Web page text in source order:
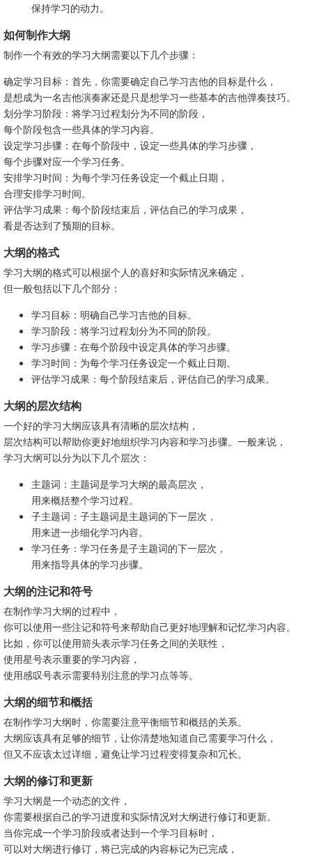
保持学习的动力。
如何制作大纲
制作一个有效的学习大纲需要以下几个步骤：
确定学习目标：首先，你需要确定自己学习吉他的目标是什么，
是想成为一名吉他演奏家还是只是想学习一些基本的吉他弹奏技巧。
划分学习阶段：将学习过程划分为不同的阶段，
每个阶段包含一些具体的学习内容。
设定学习步骤：在每个阶段中，设定一些具体的学习步骤，
每个步骤对应一个学习任务。
安排学习时间：为每个学习任务设定一个截止日期，
合理安排学习时间。
评估学习成果：每个阶段结束后，评估自己的学习成果，
看是否达到了预期的目标。
大纲的格式
学习大纲的格式可以根据个人的喜好和实际情况来确定，
但一般包括以下几个部分：
学习目标：明确自己学习吉他的目标。
学习阶段：将学习过程划分为不同的阶段。
学习步骤：在每个阶段中设定具体的学习步骤。
学习时间：为每个学习任务设定一个截止日期。
评估学习成果：每个阶段结束后，评估自己的学习成果。
大纲的层次结构
一个好的学习大纲应该具有清晰的层次结构，
层次结构可以帮助你更好地组织学习内容和学习步骤。一般来说，
学习大纲可以分为以下几个层次：
主题词：主题词是学习大纲的最高层次，
用来概括整个学习过程。
子主题词：子主题词是主题词的下一层次，
用来进一步细化学习内容。
学习任务：学习任务是子主题词的下一层次，
用来指导具体的学习步骤。
大纲的注记和符号
在制作学习大纲的过程中，
你可以使用一些注记和符号来帮助自己更好地理解和记忆学习内容。
比如，你可以使用箭头表示学习任务之间的关联性，
使用星号表示重要的学习内容，
使用感叹号表示需要特别注意的学习点等等。
大纲的细节和概括
在制作学习大纲时，你需要注意平衡细节和概括的关系。
大纲应该具有足够的细节，让你清楚地知道自己需要学习什么，
但又不应该太过详细，避免让学习过程变得复杂和冗长。
大纲的修订和更新
学习大纲是一个动态的文件，
你需要根据自己的学习进度和实际情况对大纲进行修订和更新。
当你完成一个学习阶段或者达到一个学习目标时，
可以对大纲进行修订，将已完成的内容标记为已完成，